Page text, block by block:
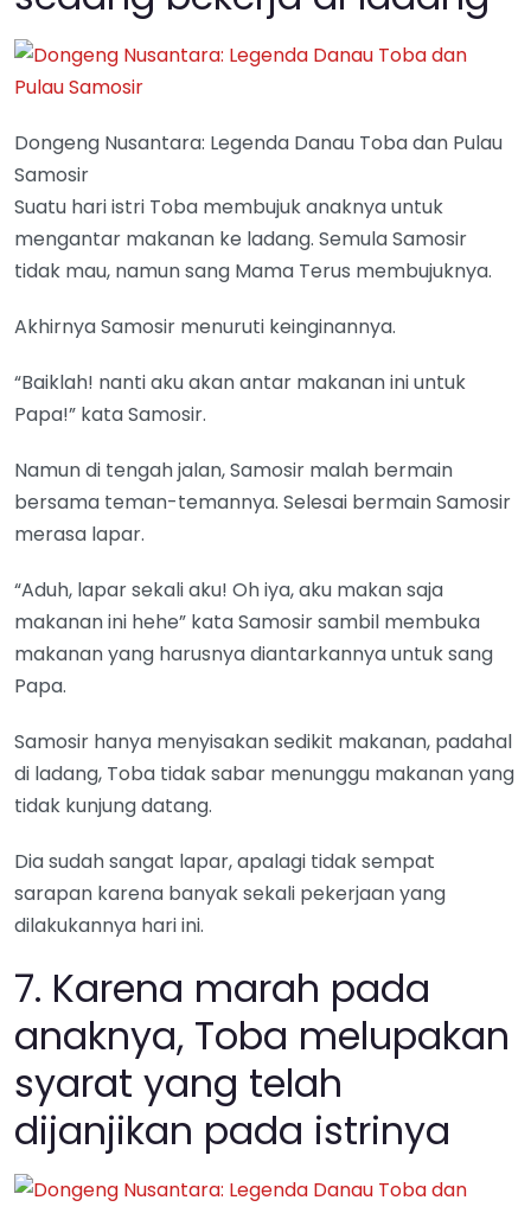
Dongeng Nusantara: Legenda Danau Toba dan Pulau
Samosir
Suatu hari istri Toba membujuk anaknya untuk
mengantar makanan ke ladang. Semula Samosir
tidak mau, namun sang Mama Terus membujuknya.
Akhirnya Samosir menuruti keinginannya.
“Baiklah! nanti aku akan antar makanan ini untuk
Papa!” kata Samosir.
Namun di tengah jalan, Samosir malah bermain
bersama teman-temannya. Selesai bermain Samosir
merasa lapar.
“Aduh, lapar sekali aku! Oh iya, aku makan saja
makanan ini hehe” kata Samosir sambil membuka
makanan yang harusnya diantarkannya untuk sang
Papa.
Samosir hanya menyisakan sedikit makanan, padahal
di ladang, Toba tidak sabar menunggu makanan yang
tidak kunjung datang.
Dia sudah sangat lapar, apalagi tidak sempat
sarapan karena banyak sekali pekerjaan yang
dilakukannya hari ini.
7. Karena marah pada
anaknya, Toba melupakan
syarat yang telah
dijanjikan pada istrinya